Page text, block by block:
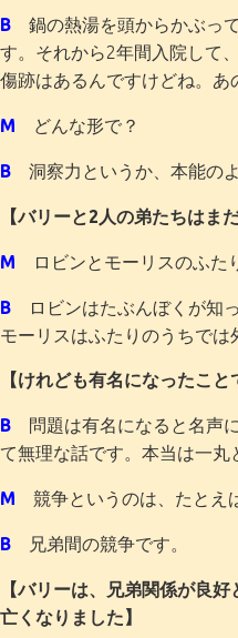
B
鍋の熱湯を頭からかぶっ
す。それから2年間入院して
傷跡はあるんですけどね。あ
M どんな形で？
B洞察力というか、本能のよ
【バリーと2人の弟たちはま
M ロビンとモーリスのふた
B
ロビンはたぶんぼくが知
モーリスはふたりのうちでは
【けれども有名になったこ
B問題は有名になると名声に
て無理な話です。本当は一丸
M 競争というのは、たとえ
B兄弟間の競争です。
【バリーは、兄弟関係が良
亡くなりました】